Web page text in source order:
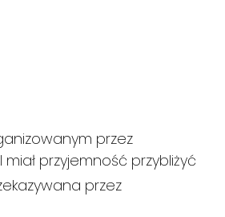
przez
przyjemność przybliżyć
przez